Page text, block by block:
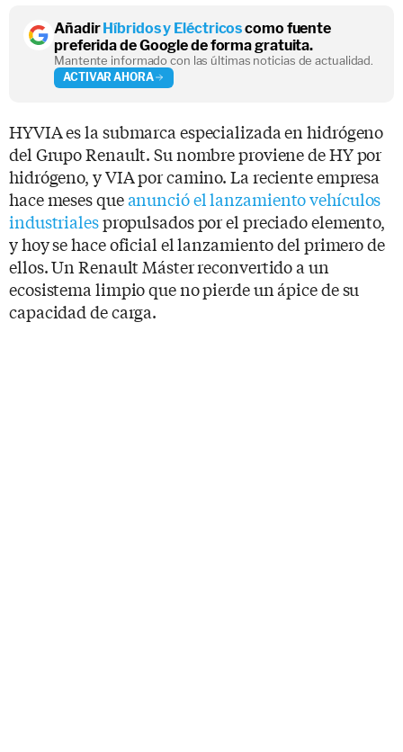
AñadirHíbridos y Eléctricoscomo fuente
preferida de Google de forma gratuita.
Mantente informado con las últimas noticias de actualidad.
ACTIVAR AHORA
HYVIA es la submarca especializada en hidrógeno
del Grupo Renault. Su nombre proviene de HY por
hidrógeno, y VIA por camino. La reciente empresa
hace meses queanunció el lanzamiento vehículos
industrialespropulsados por el preciado elemento,
y hoy se hace oficial el lanzamiento del primero de
ellos. Un Renault Máster reconvertido a un
ecosistema limpio que no pierde un ápice de su
capacidad de carga.